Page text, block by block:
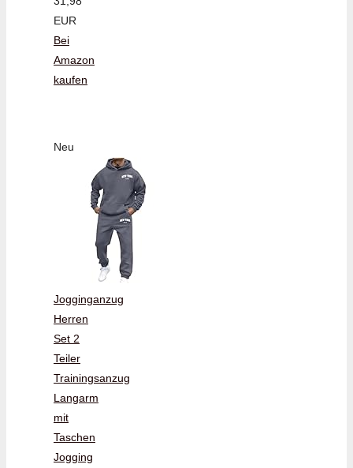
EUR
Bei
Amazon
kaufen
Neu
Jogginganzug
Herren
Set 2
Teiler
Trainingsanzug
Langarm
mit
Taschen
Jogging